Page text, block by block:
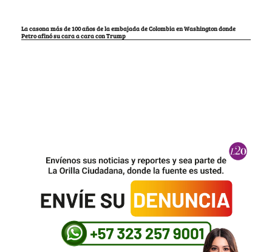
La casona más de 100 años de la embajada de Colombia en Washington donde
Petro afinó su cara a cara con Trump